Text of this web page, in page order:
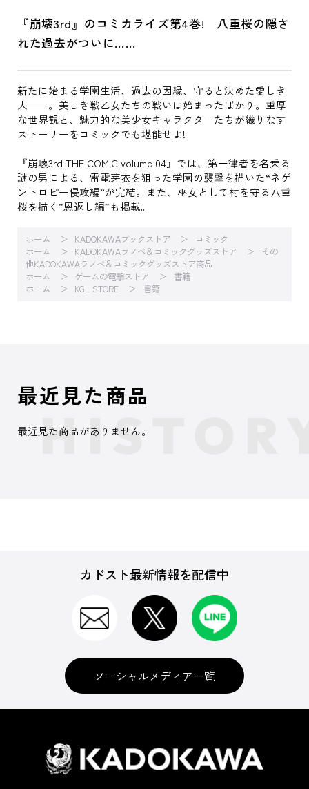
『崩壊3rd』のコミカライズ第4巻! 八重桜の隠さ
れた過去がついに……
新たに始まる学園生活、過去の因縁、守ると決めた愛しき
人――。美しき戦乙女たちの戦いは始まったばかり。重厚
な世界観と、魅力的な美少女キャラクターたちが織りなす
ストーリーをコミックでも堪能せよ!
『崩壊3rd THE COMIC volume 04』では、第一律者を名乗る
謎の男による、雷電芽衣を狙った学園の襲撃を描いた“ネゲ
ントロピー侵攻編”が完結。また、巫女として村を守る八重
桜を描く”恩返し編”も掲載。
ホーム KADOKAWAブックストア
コミック
ホーム
KADOKAWAラノベ＆コミックグッズストア
その
他KADOKAWAラノベ＆コミックグッズストア商品
ホーム
ゲームの電撃ストア
書籍
ホーム
KGL STORE 書籍
最近見た商品
最近見た商品がありません。
カドスト最新情報を配信中
ソーシャルメディア一覧